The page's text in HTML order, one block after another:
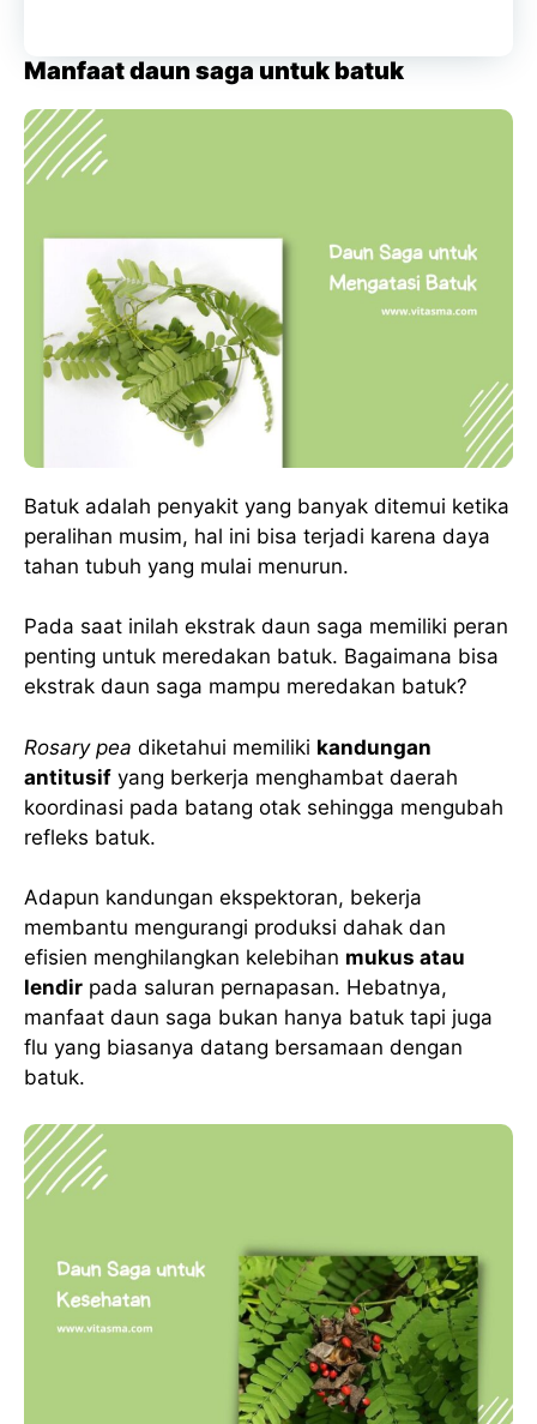
Manfaat daun saga untuk batuk
Batuk adalah penyakit yang banyak ditemui ketika
peralihan musim, hal ini bisa terjadi karena daya
tahan tubuh yang mulai menurun.
Pada saat inilah ekstrak daun saga memiliki peran
penting untuk meredakan batuk. Bagaimana bisa
ekstrak daun saga mampu meredakan batuk?
Rosary pea diketahui memiliki kandungan
antitusif yang berkerja menghambat daerah
koordinasi pada batang otak sehingga mengubah
refleks batuk.
Adapun kandungan ekspektoran, bekerja
membantu mengurangi produksi dahak dan
efisien menghilangkan kelebihan mukus atau
lendir pada saluran pernapasan. Hebatnya,
manfaat daun saga bukan hanya batuk tapi juga
flu yang biasanya datang bersamaan dengan
batuk.